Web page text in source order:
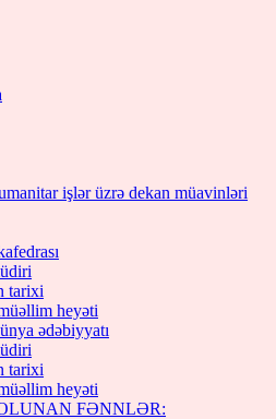
işlər üzrə dekan müavinləri
tarixi
heyəti
ədəbiyyatı
tarixi
heyəti
FƏNNLƏR: